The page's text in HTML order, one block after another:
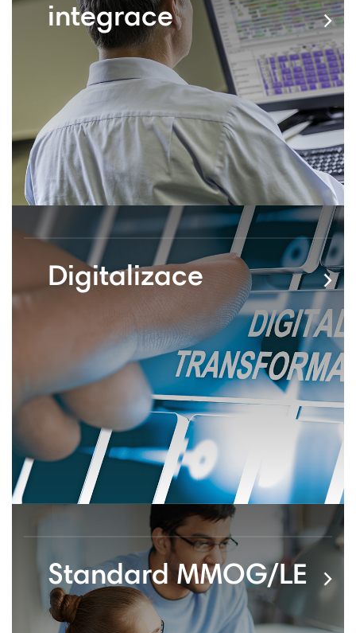
integrace
Digitalizace
Standard MMOG/LE